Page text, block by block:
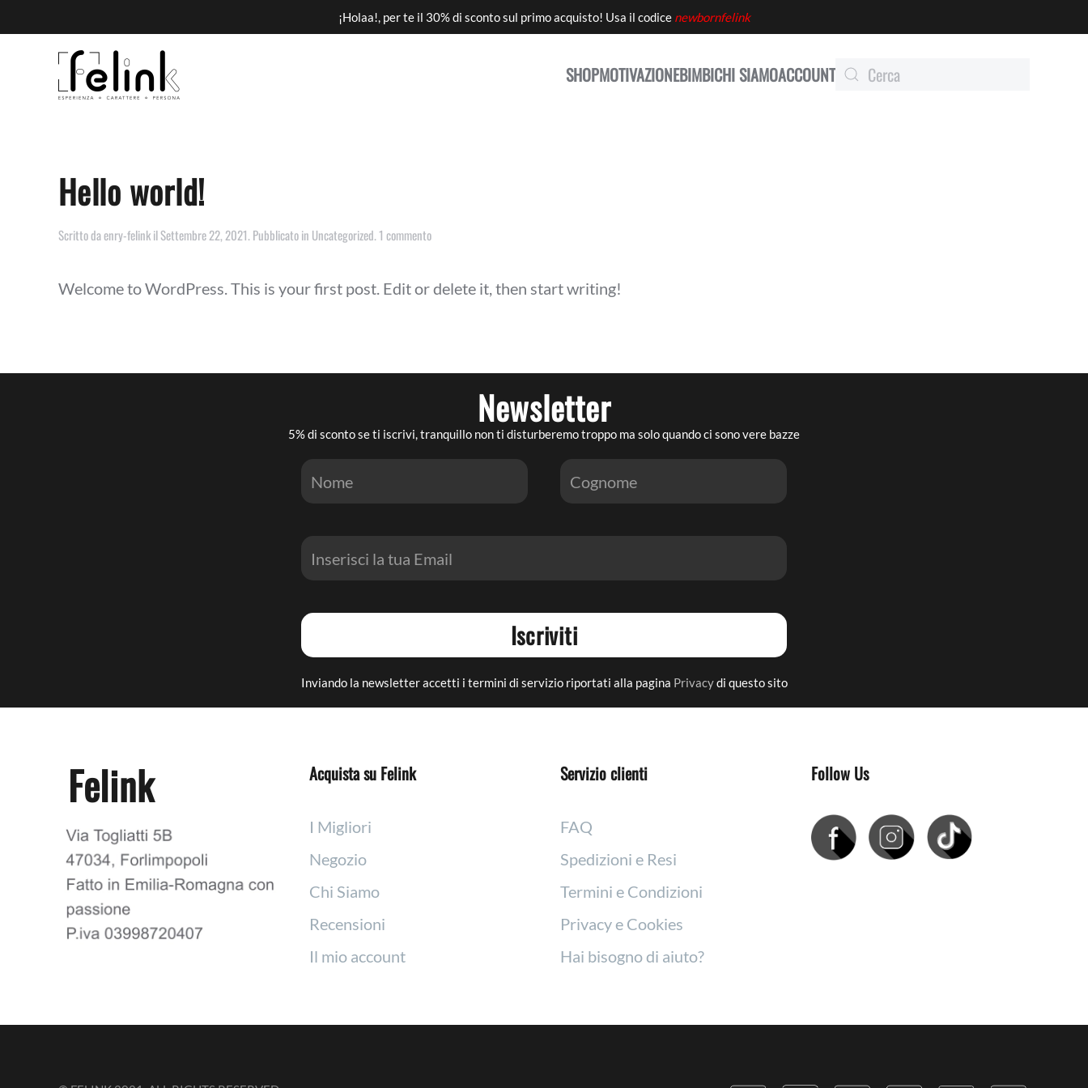
¡Holaa!, per te il 30% di sconto sul primo acquisto! Usa il codice newbornfelink
SHOPMOTIVAZIONEBIMBICHI SIAMOACCOUNT
Hello world!
Scritto daenry-felinkilSettembre 22, 2021. Pubblicato in Uncategorized.1 commento
Welcome to WordPress. This is your first post. Edit or delete it, then start writing!
Newsletter
5% di sconto se ti iscrivi, tranquillo non ti disturberemo troppo ma solo quando ci sono vere bazze
Iscriviti
Inviando la newsletter accetti i termini di servizio riportati alla pagina Privacydi questo sito
Felink Acquista su Felink
I Migliori
Negozio
Chi Siamo
Recensioni
Il mio account
Servizio clienti
FAQ
Spedizioni e Resi
Termini e Condizioni
Privacy e Cookies
Hai bisogno di aiuto?
Follow Us